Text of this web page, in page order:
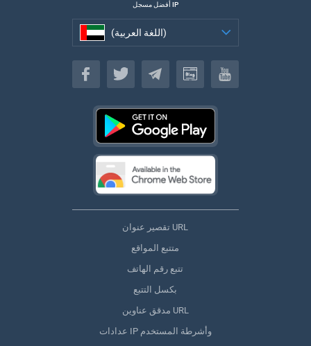
أفضل مسجل IP
(اللغة العربية)
(اللغة العربية)
تقصير عنوان URL
متتبع المواقع
تتبع رقم الهاتف
بكسل التتبع
مدقق عناوين URL
عدادات IP وأشرطة المستخدم